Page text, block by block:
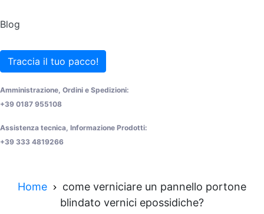
Blog
Traccia il tuo pacco!
Amministrazione, Ordini e Spedizioni:
+39 0187 955108
Assistenza tecnica, Informazione Prodotti:
+39 333 4819266
Home
come verniciare un pannello portone
blindato vernici epossidiche?